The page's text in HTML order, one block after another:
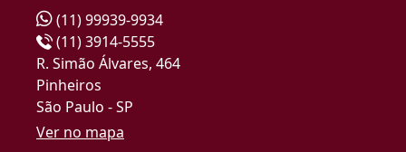
(11) 99939-9934
(11) 3914-5555
R. Simão Álvares, 464
Pinheiros
São Paulo - SP
Ver no mapa